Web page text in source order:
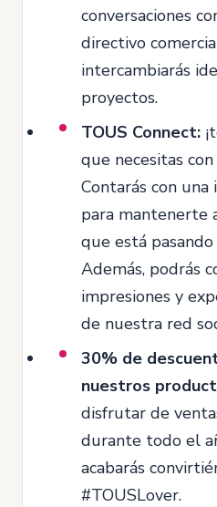
conversaciones
directivo
intercambiarás
proyectos.
TOUS Connect:
que necesitas
Contarás con
para
que está
Además, podrás
impresiones y
de nuestra red
30% de
nuestros
disfrutar de
durante todo el
acabarás
#TOUSLover.